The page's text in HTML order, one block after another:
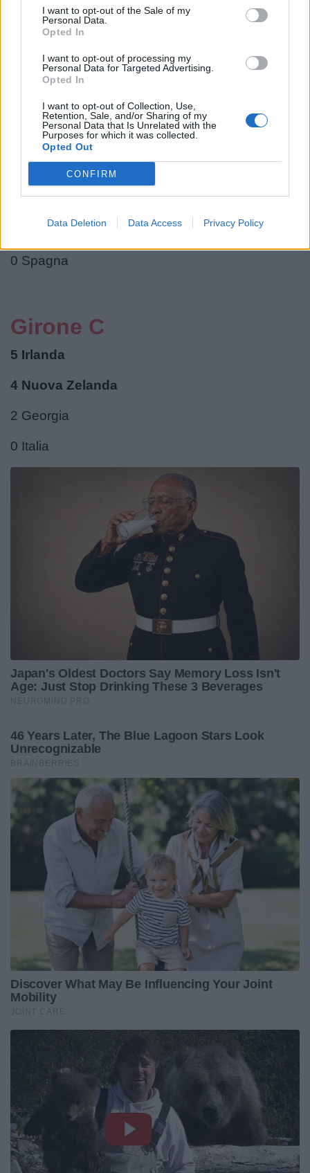
I want to opt-out of the Sale of my
Personal Data.
Opted In
I want to opt-out of processing my
Personal Data for Targeted Advertising.
Opted In
I want to opt-out of Collection, Use,
Retention, Sale, and/or Sharing of my
Personal Data that Is Unrelated with the
Purposes for which it was collected.
Opted Out
CONFIRM
Data Deletion Data Access Privacy Policy
5 Inghilterra
0 Australia
Girone B
5 Francia
5 Argentina
1 Galles
0 Spagna
Girone C
5 Irlanda
4 Nuova Zelanda
2 Georgia
0 Italia